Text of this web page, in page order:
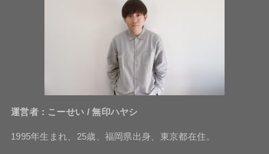
運営者：こーせい / 無印ハヤシ
1995年生まれ、25歳、福岡県出身、東京都在住。